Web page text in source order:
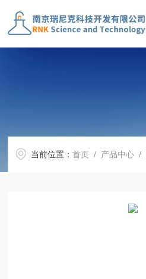
当前位置：首页 / 产品中心 /